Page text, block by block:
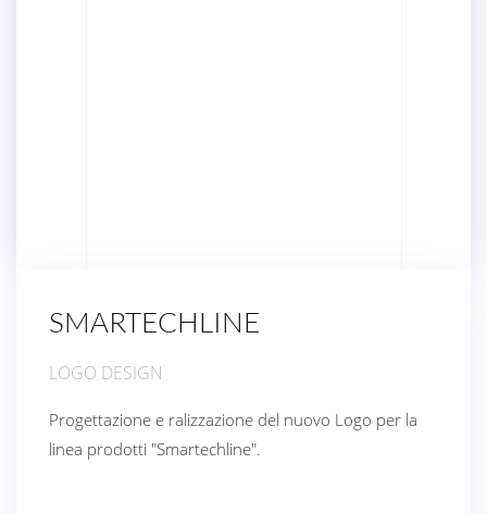
SMARTECHLINE
LOGO DESIGN
Progettazione e ralizzazione del nuovo Logo per la
linea prodotti "Smartechline".